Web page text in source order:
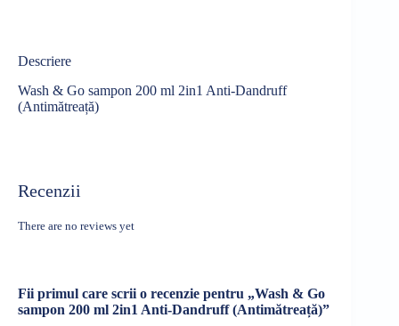
Descriere
Wash & Go sampon 200 ml 2in1 Anti-Dandruff
(Antimătreață)
Recenzii
There are no reviews yet
Fii primul care scrii o recenzie pentru „Wash & Go
sampon 200 ml 2in1 Anti-Dandruff (Antimătreață)”